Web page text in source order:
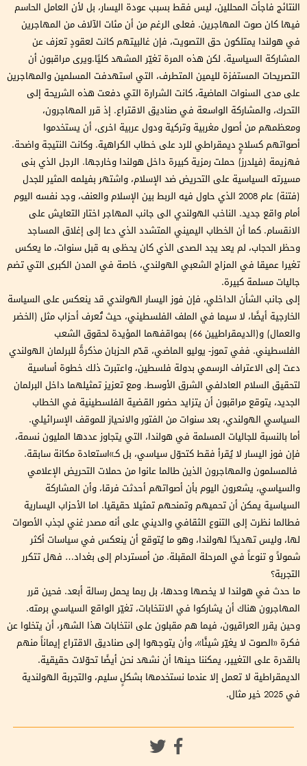
النتائج فاجأت المحللين، ليس فقط بسبب عودة اليسار، بل لأن العامل الحاسم
فيها كان صوت المهاجرين. فعلى الرغم من أن مئات الآلاف من المهاجرين
في هولندا يمتلكون حق التصويت، فإن غالبيتهم كانت لعقودٍ تعزف عن
المشاركة السياسية. لكن هذه المرة تغيّر المشهد كليًا.ويرى مراقبون أن
التصريحات المستفزة لليمين المتطرف، التي استهدفت المسلمين والمهاجرين
على مدى السنوات الماضية، كانت الشرارة التي دفعت هذه الشريحة إلى
التحرك، والمشاركة الواسعة في صناديق الاقتراع. إذ قرر المهاجرون،
ومعظمهم من أصول مغربية وتركية ودول عربية اخرى، أن يستخدموا
أصواتهم كسلاحٍ ديمقراطي للرد على خطاب الكراهية. وكانت النتيجة واضحة.
فهزيمة (فيلدرز) حملت رمزية كبيرة داخل هولندا وخارجها. الرجل الذي بنى
مسيرته السياسية على التحريض ضد الإسلام، واشتهر بفيلمه المثير للجدل
(فتنة) عام 2008 الذي حاول فيه الربط بين الإسلام والعنف، وجد نفسه اليوم
أمام واقع جديد. الناخب الهولندي الى جانب المهاجر اختار التعايش على
الانقسام. كما أن الخطاب اليميني المتشدد الذي دعا إلى إغلاق المساجد
وحظر الحجاب، لم يعد يجد الصدى الذي كان يحظى به قبل سنوات، ما يعكس
تغيرا عميقا في المزاج الشعبي الهولندي، خاصة في المدن الكبرى التي تضم
جاليات مسلمة كبيرة.
إلى جانب الشأن الداخلي، فإن فوز اليسار الهولندي قد ينعكس على السياسة
الخارجية أيضًا، لا سيما في الملف الفلسطيني، حيث تُعرف أحزاب مثل (الخضر
والعمال) و(الديمقراطيين 66) بمواقفهما المؤيدة لحقوق الشعب
الفلسطيني. ففي تموز- يوليو الماضي، قدّم الحزبان مذكرةً للبرلمان الهولندي
دعت إلى الاعتراف الرسمي بدولة فلسطين، واعتبرت ذلك خطوة أساسية
لتحقيق السلام العادلفي الشرق الأوسط. ومع تعزيز تمثيلهما داخل البرلمان
الجديد، يتوقع مراقبون أن يتزايد حضور القضية الفلسطينية في الخطاب
السياسي الهولندي، بعد سنوات من الفتور والانحياز للموقف الإسرائيلي.
أما بالنسبة للجاليات المسلمة في هولندا، التي يتجاوز عددها المليون نسمة،
فإن فوز اليسار لا يُقرأ فقط كتحوّل سياسي، بل كـ»استعادة مكانة سابقة.
فالمسلمون والمهاجرون الذين طالما عانوا من حملات التحريض الإعلامي
والسياسي، يشعرون اليوم بأن أصواتهم أحدثت فرقا، وأن المشاركة
السياسية يمكن أن تحميهم وتمنحهم تمثيلا حقيقيا. اما الأحزاب اليسارية
فطالما نظرت إلى التنوع الثقافي والديني على أنه مصدر غني لجذب الأصوات
لها، وليس تهديدًا لهولندا، وهو ما يُتوقع أن ينعكس في سياسات أكثر
شمولاً و تنوعاً في المرحلة المقبلة. من أمستردام إلى بغداد… فهل تتكرر
التجربة؟
ما حدث في هولندا لا يخصها وحدها، بل ربما يحمل رسالة أبعد. فحين قرر
المهاجرون هناك أن يشاركوا في الانتخابات، تغيّر الواقع السياسي برمته.
وحين يقرر العراقيون، فيما هم مقبلون على انتخابات هذا الشهر، أن يتخلوا عن
فكرة «الصوت لا يغيّر شيئًا»، وأن يتوجهوا إلى صناديق الاقتراع إيماناً منهم
بالقدرة على التغيير، يمكننا حينها أن نشهد نحن أيضًا تحوّلات حقيقية.
الديمقراطية لا تعمل إلا عندما نستخدمها بشكلٍ سليم، والتجربة الهولندية
في 2025 خير مثال.